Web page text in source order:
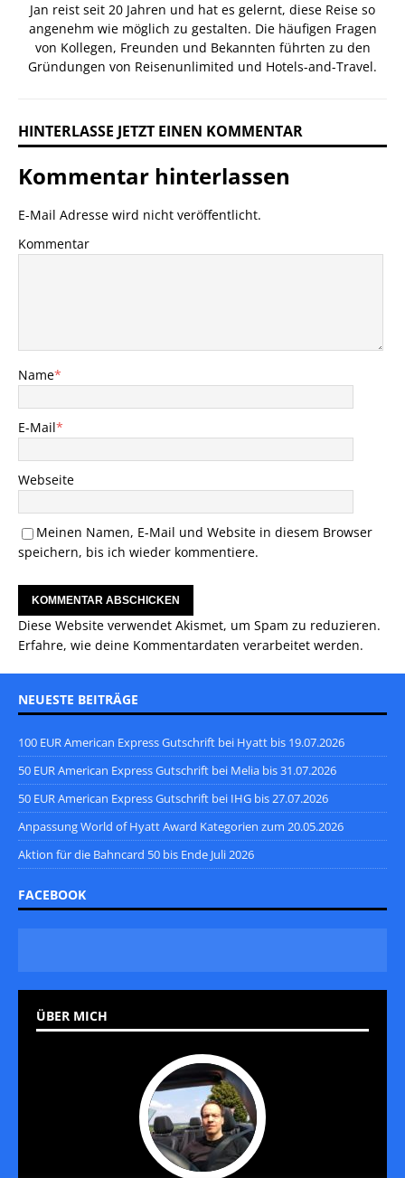
Jan reist seit 20 Jahren und hat es gelernt, diese Reise so
angenehm wie möglich zu gestalten. Die häufigen Fragen
von Kollegen, Freunden und Bekannten führten zu den
Gründungen von Reisenunlimited und Hotels-and-Travel.
HINTERLASSE JETZT EINEN KOMMENTAR
Kommentar hinterlassen
E-Mail Adresse wird nicht veröffentlicht.
Kommentar
Name*
E-Mail*
Webseite
Meinen Namen, E-Mail und Website in diesem Browser
speichern, bis ich wieder kommentiere.
Diese Website verwendet Akismet, um Spam zu reduzieren.
Erfahre, wie deine Kommentardaten verarbeitet werden.
NEUESTE BEITRÄGE
100 EUR American Express Gutschrift bei Hyatt bis 19.07.2026
50 EUR American Express Gutschrift bei Melia bis 31.07.2026
50 EUR American Express Gutschrift bei IHG bis 27.07.2026
Anpassung World of Hyatt Award Kategorien zum 20.05.2026
Aktion für die Bahncard 50 bis Ende Juli 2026
FACEBOOK
ÜBER MICH